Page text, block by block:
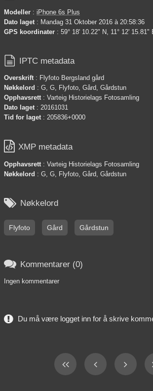
Modeller : iPhone 6s Plus
Dato laget: Mandag 31 Oktober 2016 à 20:58:36
GPS koordinater : 59° 18' 10.22" N, 11° 12' 15.81"
 IPTC metadata
Overskrift: Flyfoto Bergsland gård
Nøkkelord : G, G, Flyfoto, Gård, Gårdstun
Opphavsrett: Varteig Historielags Fotosamling
Dato laget: 20161031
Tid for laget: 205836+0000
 XMP metadata
Opphavsrett: Varteig Historielags Fotosamling
Nøkkelord : G, G, Flyfoto, Gård, Gårdstun
 Nøkkelord
Flyfoto Gård Gårdstun
 Kommentarer (0)
Ingen kommentarer
Du må være logget inn for å skrive